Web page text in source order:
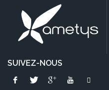
SUIVEZ-NOUS